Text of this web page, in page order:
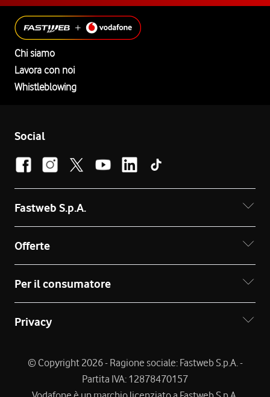
Chi siamo
Lavora con noi
Whistleblowing
Social
Fastweb S.p.A.
Offerte
Per il consumatore
Privacy
© Copyright 2026 - Ragione sociale: Fastweb S.p.A. -
Partita IVA: 12878470157